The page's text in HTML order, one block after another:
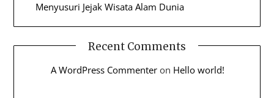
Menyusuri Jejak Wisata Alam Dunia
Recent Comments
A WordPress Commenter on Hello world!